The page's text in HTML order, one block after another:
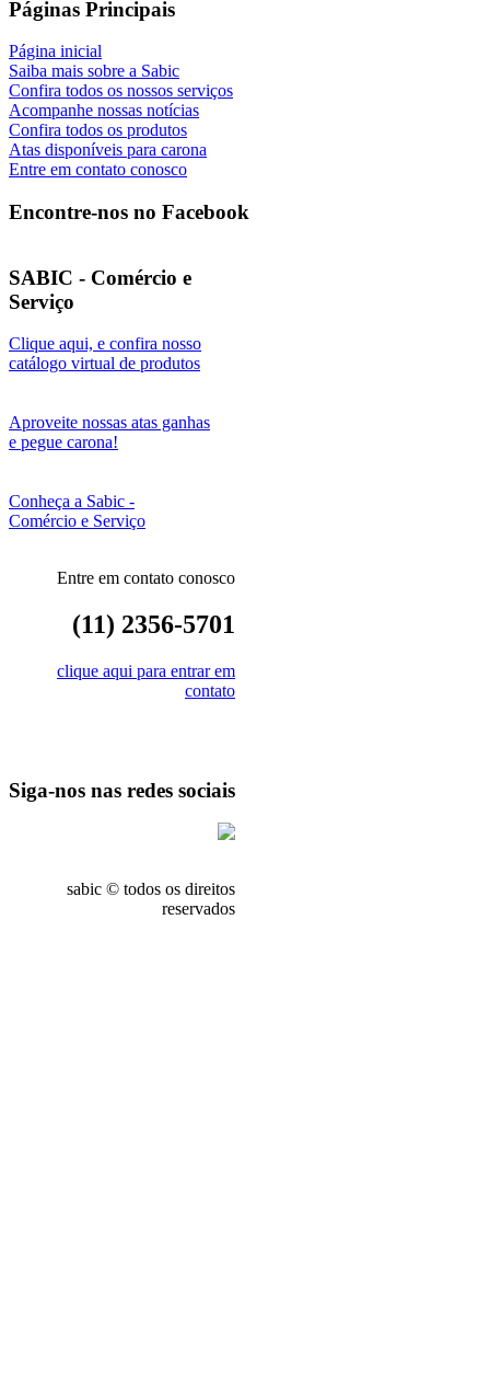
Páginas Principais
Página inicial
Saiba mais sobre a Sabic
Confira todos os nossos serviços
Acompanhe nossas notícias
Confira todos os produtos
Atas disponíveis para carona
Entre em contato conosco
Encontre-nos no Facebook
SABIC - Comércio e
Serviço
Clique aqui, e confira nosso
catálogo virtual de produtos
Aproveite nossas atas ganhas
e pegue carona!
Conheça a Sabic -
Comércio e Serviço
Entre em contato conosco
(11) 2356-5701
clique aqui para entrar em
contato
Siga-nos nas redes sociais
sabic © todos os direitos
reservados